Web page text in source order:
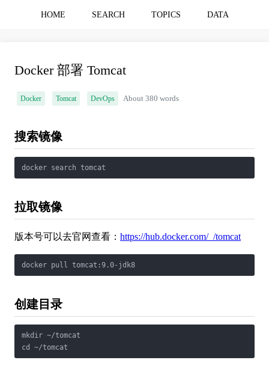
HOME SEARCH TOPICS DATA
Docker 部署 Tomcat
Docker Tomcat DevOps About 380 words
搜索镜像
docker search tomcat
拉取镜像
版本号可以去官网查看： https://hub.docker.com/_/tomcat
docker pull tomcat:9.0-jdk8
创建目录
mkdir ~/tomcat
cd ~/tomcat